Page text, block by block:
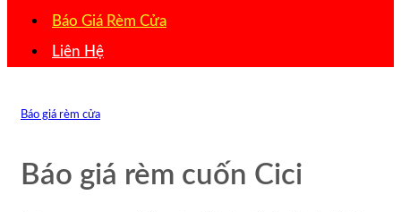
Báo Giá Rèm Cửa
Liên Hệ
Báo giá rèm cửa
Báo giá rèm cuốn Cici